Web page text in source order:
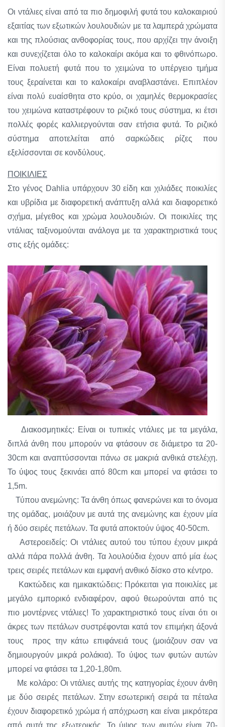
Οι ντάλιες είναι από τα πιο δημοφιλή φυτά του καλοκαιριού
εξαιτίας των εξωτικών λουλουδιών με τα λαμπερά χρώματα
και της πλούσιας ανθοφορίας τους, που αρχίζει την άνοιξη
και συνεχίζεται όλο το καλοκαίρι ακόμα και το φθινόπωρο.
Είναι πολυετή φυτά που το χειμώνα το υπέργειο τμήμα
τους ξεραίνεται και το καλοκαίρι αναβλαστάνει. Επιπλέον
είναι πολύ ευαίσθητα στο κρύο, οι χαμηλές θερμοκρασίες
του χειμώνα καταστρέφουν το ριζικό τους σύστημα, κι έτσι
πολλές φορές καλλιεργούνται σαν ετήσια φυτά. Το ριζικό
σύστημα αποτελείται από σαρκώδεις ρίζες που
εξελίσσονται σε κονδύλους.
ΠΟΙΚΙΛΙΕΣ
Στο γένος Dahlia υπάρχουν 30 είδη και χιλιάδες ποικιλίες
και υβρίδια με διαφορετική ανάπτυξη αλλά και διαφορετικό
σχήμα, μέγεθος και χρώμα λουλουδιών. Οι ποικιλίες της
ντάλιας ταξινομούνται ανάλογα με τα χαρακτηριστικά τους
στις εξής ομάδες:
Διακοσμητικές: Είναι οι τυπικές ντάλιες με τα μεγάλα,
διπλά άνθη που μπορούν να φτάσουν σε διάμετρο τα 20-
30cm και αναπτύσσονται πάνω σε μακριά ανθικά στελέχη.
Το ύψος τους ξεκινάει από 80cm και μπορεί να φτάσει το
1,5m.
Τύπου ανεμώνης: Τα άνθη όπως φανερώνει και το όνομα
της ομάδας, μοιάζουν με αυτά της ανεμώνης και έχουν μία
ή δύο σειρές πετάλων. Τα φυτά αποκτούν ύψος 40-50cm.
Αστεροειδείς: Οι ντάλιες αυτού του τύπου έχουν μικρά
αλλά πάρα πολλά άνθη. Τα λουλούδια έχουν από μία έως
τρεις σειρές πετάλων και εμφανή ανθικό δίσκο στο κέντρο.
Κακτώδεις και ημικακτώδεις: Πρόκειται για ποικιλίες με
μεγάλο εμπορικό ενδιαφέρον, αφού θεωρούνται από τις
πιο μοντέρνες ντάλιες! Το χαρακτηριστικό τους είναι ότι οι
άκρες των πετάλων συστρέφονται κατά τον επιμήκη άξονά
τους προς την κάτω επιφάνειά τους (μοιάζουν σαν να
δημιουργούν μικρά ρολάκια). Το ύψος των φυτών αυτών
μπορεί να φτάσει τα 1,20-1,80m.
Με κολάρο: Οι ντάλιες αυτής της κατηγορίας έχουν άνθη
με δύο σειρές πετάλων. Στην εσωτερική σειρά τα πέταλα
έχουν διαφορετικό χρώμα ή απόχρωση και είναι μικρότερα